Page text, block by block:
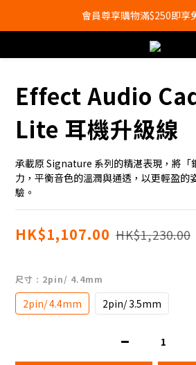
會員尊享購物滿$250即享
會員尊享購物滿$250即享
💰新登記會員即送50購
Effect Audio
Lite 耳機升級線
承載原 Signature 系列的精湛表現，將「
力，平衡音色的溫潤與通透，以更輕盈的
驗。
HK$1,107.00 HK$1,230.00
尺寸 : 2pin/ 4.4mm
2pin/ 4.4mm 2pin/ 3.5mm